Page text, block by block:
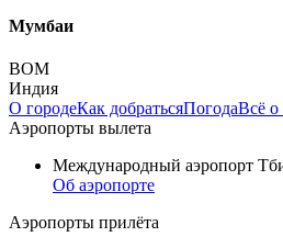
Мумбаи
BOM
Индия
О городеКак добратьсяПогодаВсё о
Аэропорты вылета
Международный аэропорт
Об аэропорте
Аэропорты прилёта